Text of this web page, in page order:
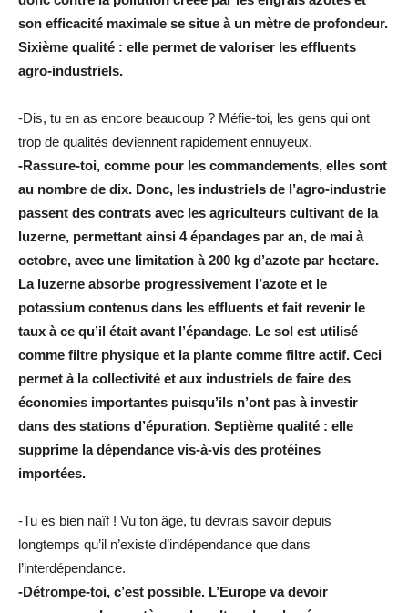
son efficacité maximale se situe à un mètre de profondeur.
Sixième qualité : elle permet de valoriser les effluents
agro-industriels.
-Dis, tu en as encore beaucoup ? Méfie-toi, les gens qui ont
trop de qualités deviennent rapidement ennuyeux.
-Rassure-toi, comme pour les commandements, elles sont
au nombre de dix. Donc, les industriels de l’agro-industrie
passent des contrats avec les agriculteurs cultivant de la
luzerne, permettant ainsi 4 épandages par an, de mai à
octobre, avec une limitation à 200 kg d’azote par hectare.
La luzerne absorbe progressivement l’azote et le
potassium contenus dans les effluents et fait revenir le
taux à ce qu’il était avant l’épandage. Le sol est utilisé
comme filtre physique et la plante comme filtre actif. Ceci
permet à la collectivité et aux industriels de faire des
économies importantes puisqu’ils n’ont pas à investir
dans des stations d’épuration. Septième qualité : elle
supprime la dépendance vis-à-vis des protéines
importées.
-Tu es bien naïf ! Vu ton âge, tu devrais savoir depuis
longtemps qu’il n’existe d’indépendance que dans
l’interdépendance.
-Détrompe-toi, c’est possible. L’Europe va devoir